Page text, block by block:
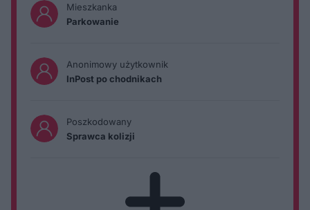
Mieszkanka
Parkowanie
Anonimowy użytkownik
InPost po chodnikach
Poszkodowany
Sprawca kolizji